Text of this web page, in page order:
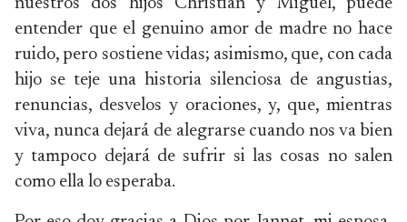
nuestros dos hijos Christian y Miguel, puede
entender que el genuino amor de madre no hace
ruido, pero sostiene vidas; asimismo, que, con cada
hijo se teje una historia silenciosa de angustias,
renuncias, desvelos y oraciones, y, que, mientras
viva, nunca dejará de alegrarse cuando nos va bien
y tampoco dejará de sufrir si las cosas no salen
como ella lo esperaba.